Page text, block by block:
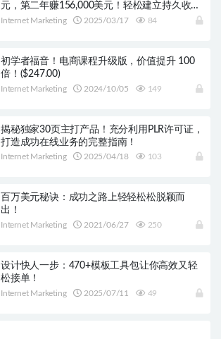
元，第二年赚156,000美元！轻松建立持久收
入，无需特殊技能！
Internet Marketing 2025/03/17 84
初学者福音！电商课程升级版，价值提升 100
倍！($247.00)
Internet Marketing 2024/10/05 149
揭秘独家30页主打产品！充分利用PLR许可证，
打造成功在线业务的完整指南！
Internet Marketing 2025/04/18 103
百万美元秘诀：成功之路上轻轻松松脱颖而
出！
Internet Marketing 2021/06/27 250
设计快人一步：470+模板工具包让你高效又轻
松接单！
Internet Marketing 2025/07/11 49